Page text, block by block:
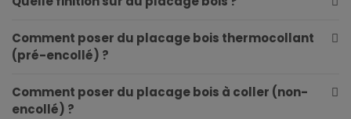
Comment poser du placage bois thermocollant
(pré-encollé) ?
Comment poser du placage bois à coller (non-
encollé) ?